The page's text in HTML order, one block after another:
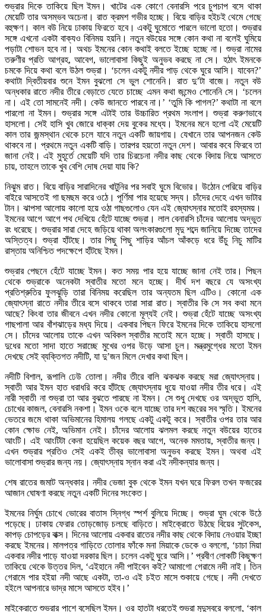
শুভ্রার দিকে তাকিয়ে ছিল ইমন। খাটের এক কোণে বেনারসি পরে চুপচাপ বসে থাকা
মেয়েটি তার অসম্ভব অচেনা। রাত ক্রমশ গভীর হচ্ছে। বিয়ে বাড়ির হইচই থেমে গেছে
বহুক্ষণ। কাল বউ নিয়ে ঢাকায় ফিরতে হবে। একটু ঘুমোতে পারলে ভালো হতো। শুভ্রার
সঙ্গে এখনো একটা বাক্যও বিনিময় হয়নি। নতুন বউয়ের সঙ্গে কোন কথা না বলেই ঘুমিয়ে
পড়াটা শোভন হবে না। অথচ ইমনের কোন কথাই বলতে ইচ্ছে হচ্ছে না। শুভ্রা নামের
তরুণীর প্রতি আগ্রহ, আবেগ, ভালোবাসা কিছুই অনুভব করছে না সে। হঠাৎ ইমনকে
চমকে দিয়ে কথা বলে উঠল শুভ্রা। ‘চলেন একটু নদীর পাড় থেকে ঘুরে আসি। যাবেন?’
কথাটা দ্বিতীয়বার শুনে ইমন বুঝলো সে ভুল শোনেনি। রাত দু’টা বাজে। নতুন বউ
অন্ধকার রাতে নদীর তীরে বেড়াতে যেতে চাচ্ছে এমন কথা জন্মেও শোনেনি সে। ‘চলেন
না। এই তো সামনেই নদী। কেউ জানতে পারবে না।’ ‘তুমি কি পাগল?’ কথাটা না বলে
পারলো না ইমন। শুভ্রার সঙ্গে এটাই তার উচ্চারিত প্রথম সংলাপ। শুভ্রা করুণভাবে
হাসলো। সেই হাসি খুব জোরে ধাক্কা দেয় বুকের মধ্যে। ইমনের মনে হলো এই মেয়েটি
কাল তার জন্মস্থান থেকে চলে যাবে নতুন একটি জায়গায়। যেখানে তার আপনজন কেউ
থাকবে না। প্রথমে নতুন একটি বাড়ি। তারপর হয়তো নতুন দেশ। আবার কবে ফিরবে তা
জানা নেই। এই মুহূর্তে মেয়েটি যদি তার চিরচেনা নদীর কাছ থেকে বিদায় নিয়ে আসতে
চায়, তাহলে তাকে খুব বেশি দোষ দেয়া যায় কি?
নিঝুম রাত। বিয়ে বাড়ির সারাদিনের খাটুনির পর সবাই ঘুমে বিভোর। উঠোন পেরিয়ে বাড়ির
বাইরে আসতেই গা ছমছম করে ওঠে। পূর্ণিমা পার হয়েছে সদ্য। চাঁদের দেহে এখন ভাটার
টান। ঝাপসা আলোয় কালো হয়ে ওঠা গাছগুলোও যেন এই জ্যোৎস্নার মতোই রহস্যময়।
ইমনের আগে আগে পথ দেখিয়ে হেঁটে যাচ্ছে শুভ্রা। লাল বেনারসি চাঁদের আলোয় অদ্ভুত
রং ধরেছে। শুভ্রার সারা দেহে জড়িয়ে থাকা অলংকারগুলো মৃদু শব্দে জানিয়ে দিচ্ছে তাদের
অস্তিত্ব। শুভ্রা হাঁটছে। তার পিছু পিছু শাড়ির আঁচল আঁকড়ে ধরে উঁচু নিচু মাটির
রাস্তায় অনিশ্চিত পদক্ষেপে হাঁটছে ইমন।
শুভ্রার পেছনে হেঁটে যাচ্ছে ইমন। কত সময় পার হয়ে যাচ্ছে জানা নেই তার। পিছন
থেকে শুভ্রাকে অনেকটা স্বাতীর মতো মনে হচ্ছে। দীর্ঘ দশ বছরে যে অসংখ্য
প্রতিশ্রুতির ফুলঝুড়ি তারা বিনিময় করেছিল তার অন্যতম ছিল এটিও। কোনো এক
জ্যোৎস্না রাতে নদীর তীরে বসে থাকবে তারা সারা রাত। স্বাতীর কি সে সব কথা মনে
আছে? কিংবা তার জীবনে এখন নদীর কোনো মূল্যই নেই। শুভ্রা হেঁটে যাচ্ছে অসংখ্য
গাছপালা আর বাঁশঝাড়ের মধ্য দিয়ে। একবার পিছন ফিরে ইমনের দিকে তাকিয়ে হাসলো
সে। চাঁদের আলোয় তাকে এখন অবিকল স্বাতীর মতোই মনে হচ্ছে। স্বাতী হাসছে।
দুধের মতো সাদা হাতে সরাচ্ছে মুখের ওপর উড়ে আসা চুল। মন্ত্রমুগ্ধের মতো ইমন
দেখছে সেই ব্যক্তিগত নদীটি, যা দু’জন মিলে দেখার কথা ছিল।
নদীটি বিশাল, রূপালি ঢেউ তোলা। নদীর তীরে বালি ঝকঝক করছে মরা জ্যোৎস্নায়।
স্বাতী আর ইমন হাত ধরাধরি করে হাঁটছে জ্যোৎস্নায় ধুয়ে যাওয়া নদীর তীর ধরে। এই
নারী স্বাতী না শুভ্রা তা আর বুঝতে পারছে না ইমন। সে শুধু দেখছে ওর অদ্ভুত হাসি,
চোখের কাজল, বেনারসি নকশা। ইমন ওকে বলে যাচ্ছে তার দশ বছরের সব স্মৃতি। ইমনের
ভেতরে জমে থাকা অভিমানের হিমালয় গলছে একটু একটু করে। স্বাতীর ওপর তার আর
কোন ক্ষোভ নেই, অভিমান নেই। চাঁদের আলোয় ঝলমল করছে নতুন বউয়ের হাতের
আংটি। এই আংটিটা কেনা হয়েছিল কয়েক বছর আগে, অনেক মমতায়, স্বাতীর জন্য।
এখন শুভ্রার প্রতিও সেই একই তীব্র ভালোবাসা অনুভব করছে ইমন। অথবা এই
ভালোবাসা শুভ্রার জন্য নয়। জ্যোৎস্নায় স্নান করা এই নদীকন্যার জন্য।
শেষ রাতের জমাট অন্ধকার। নদীর ভেজা বুক থেকে ইমন যখন ঘরে ফিরল তখন ফজরের
আজান ঘোষণা করছে নতুন একটি দিনের সংকেত।
ইমনের নির্ঘুম চোখে ভোরের বাতাস স্নিগ্ধ স্পর্শ বুলিয়ে দিচ্ছে। শুভ্রা ঘুম থেকে উঠে
পড়েছে। ঢাকায় ফেরার তোড়জোড় চলছে বাড়িতে। মাইক্রোতে উঠছে বিয়ের সুটকেস,
কাপড় চোপড়ের বাক্স। দিনের আলোয় একবার রাতের নদীর কাছ থেকে বিদায় নেওয়ার ইচ্ছা
করছে ইমনের। মালপত্র গাড়িতে তোলার ফাঁকে মনা মিয়াকে ডেকে ও বললো, ‘চাচা মিয়া
একবার নদীর পাড়ে যাওয়া দরকার ছিল। চলেন একটু ঘুরে আসি।’ প্রবীণ লোকটি কিছুক্ষণ
তাকিয়ে থেকে উত্তর দিল, ‘এইহানে নদী পাইবেন কই? আমাগো গেরামে নদী নাই। তিন
গেরামে পার হইয়া নদী আছে একটা, তা-ও এই চইত মাসে শুকায়ে গেছে। নদী দেখতে
হইলে আপনারে ভাদ্র মাসে আসতে হইব।’
মাইক্রোতে শুভ্রার পাশে বসেছিল ইমন। ওর হাতটা ধরতেই শুভ্রা মৃদুস্বরে বললো, ‘কাল